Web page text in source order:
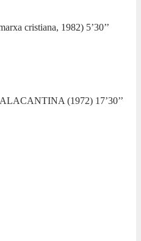
cristiana, 1982) 5’30’’
(1972) 17’30’’